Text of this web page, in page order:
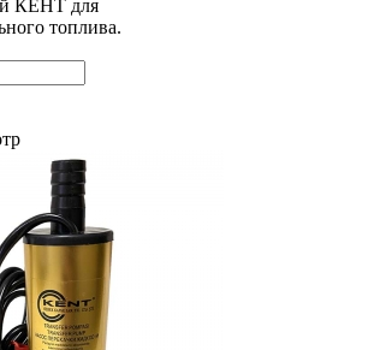
КЕНТ для
топлива.